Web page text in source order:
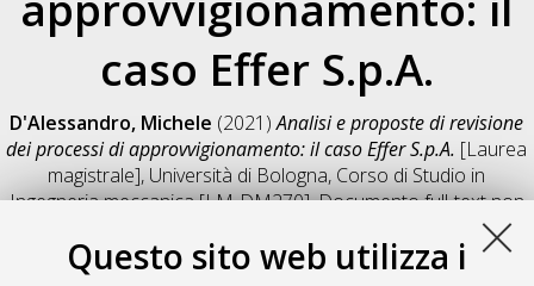
Questo sito web utilizza i
caso Effer S.p.A.
D'Alessandro, Michele (2021)Analisi e proposte di revisione
dei processi di approvvigionamento: il caso Effer S.p.A. [Laurea
magistrale], Università di Bologna, Corso di Studio in
Ingegneria meccanica [LM-DM270], Documento full-text non
Salva citazione
Condividi